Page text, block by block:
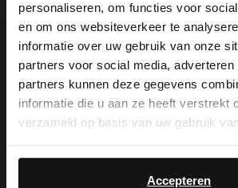
personaliseren, om functies voor
en om ons websiteverkeer te
informatie over uw gebruik van onze
partners voor social media,
partners kunnen deze gegevens
informatie die u aan ze heeft verstrekt
verzameld op basis van uw gebruik
Accepteren
NEW
View this website in
It looks like your language isn't
you like to switch to English?
English